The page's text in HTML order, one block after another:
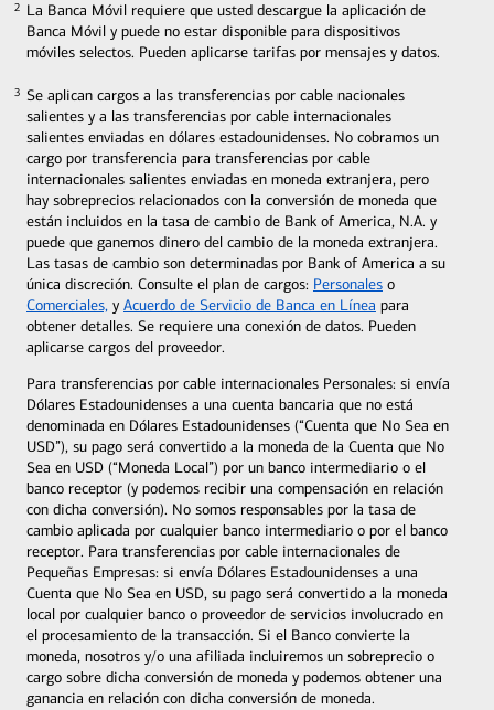
La Banca Móvil requiere que usted descargue la aplicación de
Banca Móvil y puede no estar disponible para dispositivos
móviles selectos. Pueden aplicarse tarifas por mensajes y datos.
2
Se aplican cargos a las transferencias por cable nacionales
salientes y a las transferencias por cable internacionales
salientes enviadas en dólares estadounidenses. No cobramos un
cargo por transferencia para transferencias por cable
internacionales salientes enviadas en moneda extranjera, pero
hay sobreprecios relacionados con la conversión de moneda que
están incluidos en la tasa de cambio de Bank of America, N.A. y
puede que ganemos dinero del cambio de la moneda extranjera.
Las tasas de cambio son determinadas por Bank of America a su
única discreción. Consulte el plan de cargos: Personaleso
Comerciales,y Acuerdo de Servicio de Banca en Línea para
obtener detalles. Se requiere una conexión de datos. Pueden
aplicarse cargos del proveedor.
Para transferencias por cable internacionales Personales: si envía
Dólares Estadounidenses a una cuenta bancaria que no está
denominada en Dólares Estadounidenses (“Cuenta que No Sea en
USD”), su pago será convertido a la moneda de la Cuenta que No
Sea en USD (“Moneda Local”) por un banco intermediario o el
banco receptor (y podemos recibir una compensación en relación
con dicha conversión). No somos responsables por la tasa de
cambio aplicada por cualquier banco intermediario o por el banco
receptor. Para transferencias por cable internacionales de
Pequeñas Empresas: si envía Dólares Estadounidenses a una
Cuenta que No Sea en USD, su pago será convertido a la moneda
local por cualquier banco o proveedor de servicios involucrado en
el procesamiento de la transacción. Si el Banco convierte la
moneda, nosotros y/o una afiliada incluiremos un sobreprecio o
cargo sobre dicha conversión de moneda y podemos obtener una
ganancia en relación con dicha conversión de moneda.
3